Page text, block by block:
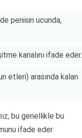
penisin ucunda,
kanalını ifade eder.
etleri) arasında kalan
bu genellikle bu
ifade eder.